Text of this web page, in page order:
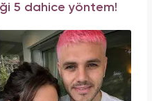
5 dahice yöntem!